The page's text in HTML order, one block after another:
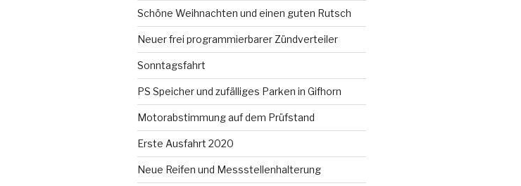
Schöne Weihnachten und einen guten Rutsch
Neuer frei programmierbarer Zündverteiler
Sonntagsfahrt
PS Speicher und zufälliges Parken in Gifhorn
Motorabstimmung auf dem Prüfstand
Erste Ausfahrt 2020
Neue Reifen und Messstellenhalterung